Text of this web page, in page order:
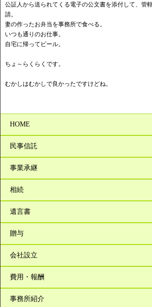
公証人から送られてくる電子の公文書を添付して、管
請。
妻の作ったお弁当を事務所で食べる。
いつも通りのお仕事。
自宅に帰ってビール。
ちょ～らくらくです。
むかしはむかしで良かったですけどね。
HOME
民事信託
事業承継
相続
遺言書
贈与
会社設立
費用・報酬
事務所紹介